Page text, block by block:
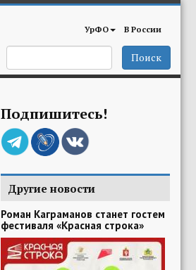
УрФО В России
Поиск
Подпишитесь!
Другие новости
Роман Каграманов станет гостем
фестиваля «Красная строка»